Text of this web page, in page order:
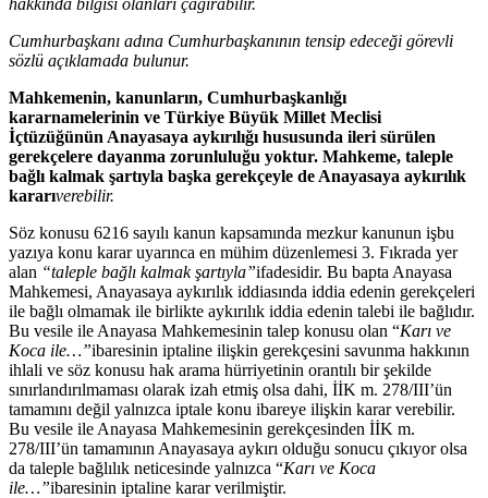
Cumhurbaşkanı adına Cumhurbaşkanının tensip edeceği görevli
sözlü açıklamada bulunur.
Mahkemenin, kanunların, Cumhurbaşkanlığı
kararnamelerinin ve Türkiye Büyük Millet Meclisi
İçtüzüğünün Anayasaya aykırılığı hususunda ileri sürülen
gerekçelere dayanma zorunluluğu yoktur. Mahkeme, taleple
bağlı kalmak şartıyla başka gerekçeyle de Anayasaya aykırılık
kararıverebilir.
Söz konusu 6216 sayılı kanun kapsamında mezkur kanunun işbu
yazıya konu karar uyarınca en mühim düzenlemesi 3. Fıkrada yer
alan “taleple bağlı kalmak şartıyla”ifadesidir. Bu bapta Anayasa
Mahkemesi, Anayasaya aykırılık iddiasında iddia edenin gerekçeleri
ile bağlı olmamak ile birlikte aykırılık iddia edenin talebi ile bağlıdır.
Bu vesile ile Anayasa Mahkemesinin talep konusu olan “Karı ve
Koca ile…”ibaresinin iptaline ilişkin gerekçesini savunma hakkının
ihlali ve söz konusu hak arama hürriyetinin orantılı bir şekilde
sınırlandırılmaması olarak izah etmiş olsa dahi, İİK m. 278/III’ün
tamamını değil yalnızca iptale konu ibareye ilişkin karar verebilir.
Bu vesile ile Anayasa Mahkemesinin gerekçesinden İİK m.
278/III’ün tamamının Anayasaya aykırı olduğu sonucu çıkıyor olsa
da taleple bağlılık neticesinde yalnızca “Karı ve Koca
ile…”ibaresinin iptaline karar verilmiştir.